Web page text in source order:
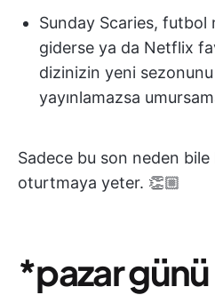
Sunday Scaries, futbol
giderse ya da Netflix
dizinizin yeni sezonunu
yayınlamazsa
Sadece bu son neden
oturtmaya yeter. 👏🏼
*pazar günü